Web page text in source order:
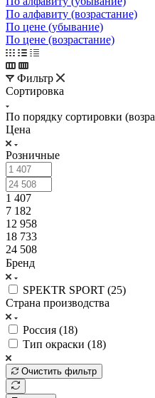
По алфавиту (возрастание)
По цене (убывание)
По цене (возрастание)
Фильтр
Сортировка
По порядку сортировки
Цена
Розничные
1 407
7 182
12 958
18 733
24 508
Бренд
SPEKTR SPORT (25)
Страна производства
Россия (18)
Тип окраски (18)
Очистить фильтр